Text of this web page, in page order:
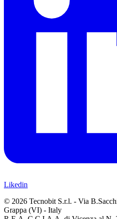
Likedin
© 2026 Tecnobit S.r.l. - Via
Grappa (VI) - Italy